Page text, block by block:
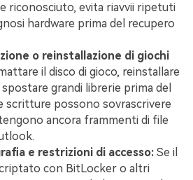
riconosciuto, evita riavvii ripetuti
hardware prima del recupero
o reinstallazione di giochi
il disco di gioco, reinstallare
grandi librerie prima del
scritture possono sovrascrivere
ancora frammenti di file
e restrizioni di accesso: Se il
con BitLocker o altri